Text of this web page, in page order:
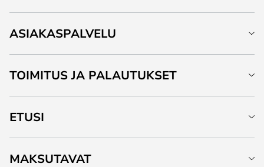
ASIAKASPALVELU
TOIMITUS JA PALAUTUKSET
ETUSI
MAKSUTAVAT